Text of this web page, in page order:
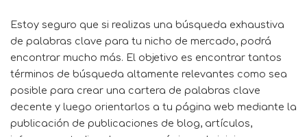
Estoy seguro que si realizas una búsqueda exhaustiva
de palabras clave para tu nicho de mercado, podrá
encontrar mucho más. El objetivo es encontrar tantos
términos de búsqueda altamente relevantes como sea
posible para crear una cartera de palabras clave
decente y luego orientarlos a tu página web mediante la
publicación de publicaciones de blog, artículos,